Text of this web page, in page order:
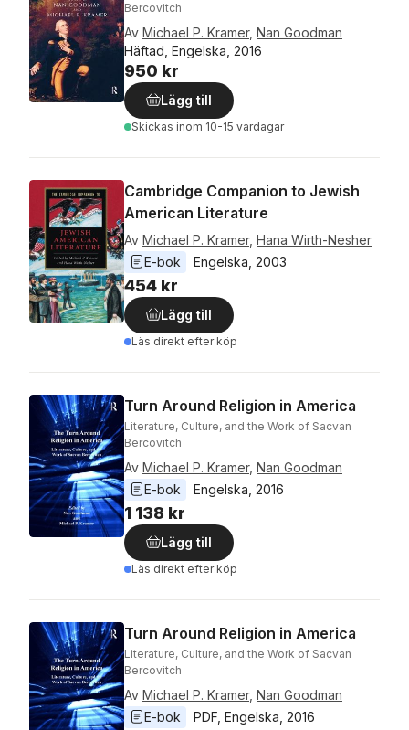
Bercovitch
Av Michael P. Kramer, Nan Goodman
Häftad, Engelska, 2016
950 kr
Lägg till
Skickas inom 10-15 vardagar
Cambridge Companion to Jewish
American Literature
Av Michael P. Kramer, Hana Wirth-Nesher
E-bok
Engelska 2003
454 kr
Lägg till
Läs direkt efter köp
Turn Around Religion in America
Literature, Culture, and the Work of Sacvan
Bercovitch
Av Michael P. Kramer, Nan Goodman
E-bok
Engelska 2016
1 138 kr
Lägg till
Läs direkt efter köp
Turn Around Religion in America
Literature, Culture, and the Work of Sacvan
Bercovitch
Av Michael P. Kramer, Nan Goodman
E-bok
PDF Engelska 2016